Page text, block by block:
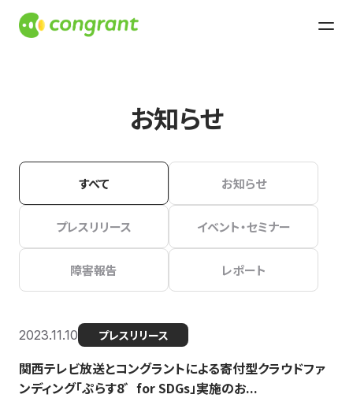
お知らせ
すべて お知らせ
プレスリリース イベント・セミナー
障害報告 レポート
2023.11.10 プレスリリース
関西テレビ放送とコングラントによる寄付型クラウドファ
ンディング「ぷらす8゛for SDGs」実施のお...